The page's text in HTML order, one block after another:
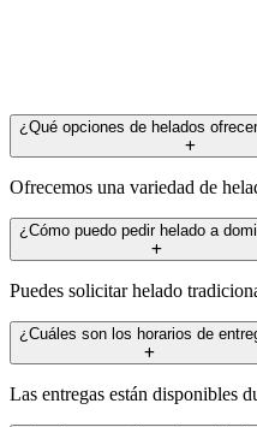
¿Qué opciones de helados
Ofrecemos una variedad de
¿Cómo puedo pedir helado a
Puedes solicitar helado
¿Cuáles son los horarios de
Las entregas están disponibles